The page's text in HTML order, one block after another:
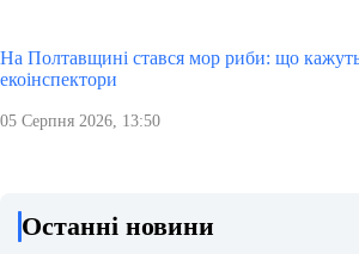
На Полтавщині стався мор риби: що
екоінспектори
05 Серпня 2026, 13:50
Останні новини